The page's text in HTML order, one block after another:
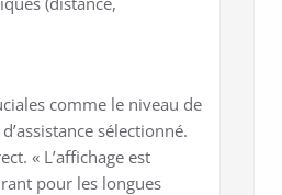
comme le niveau de
sélectionné.
« L’affichage est
pour les longues